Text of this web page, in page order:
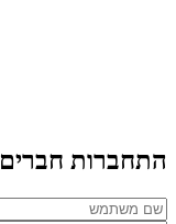
התחברות חברים